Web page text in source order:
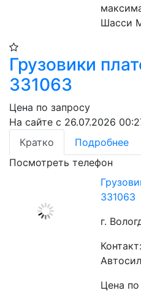
Шасси
Грузовики
331063
Цена по запросу
На сайте с 26.07.2026
Кратко
Подробнее
Посмотреть телефон
331063
г.
Цена